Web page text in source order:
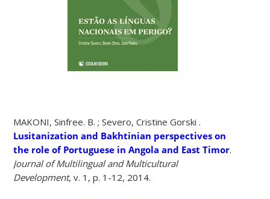
MAKONI, Sinfree. B. ; Severo, Cristine Gorski .
Lusitanization and Bakhtinian perspectives on
the role of Portuguese in Angola and East Timor.
Journal of Multilingual and Multicultural
Development, v. 1, p. 1-12, 2014.